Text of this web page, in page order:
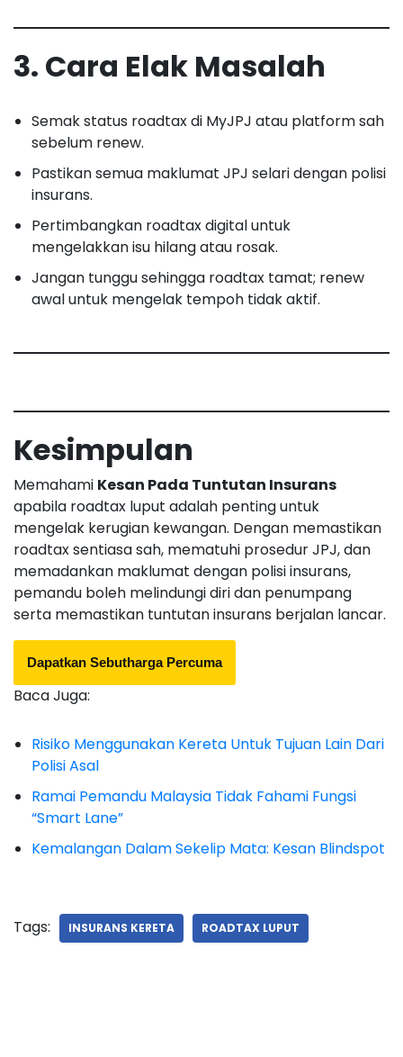
3. Cara Elak Masalah
Semak status roadtax di MyJPJ atau platform sah
sebelum renew.
Pastikan semua maklumat JPJ selari dengan polisi
insurans.
Pertimbangkan roadtax digital untuk
mengelakkan isu hilang atau rosak.
Jangan tunggu sehingga roadtax tamat; renew
awal untuk mengelak tempoh tidak aktif.
Kesimpulan
Memahami Kesan Pada Tuntutan Insurans
apabila roadtax luput adalah penting untuk
mengelak kerugian kewangan. Dengan memastikan
roadtax sentiasa sah, mematuhi prosedur JPJ, dan
memadankan maklumat dengan polisi insurans,
pemandu boleh melindungi diri dan penumpang
serta memastikan tuntutan insurans berjalan lancar.
Dapatkan Sebutharga Percuma
Baca Juga:
Risiko Menggunakan Kereta Untuk Tujuan Lain Dari
Polisi Asal
Ramai Pemandu Malaysia Tidak Fahami Fungsi
“Smart Lane”
Kemalangan Dalam Sekelip Mata: Kesan Blindspot
Tags: INSURANS KERETA ROADTAX LUPUT